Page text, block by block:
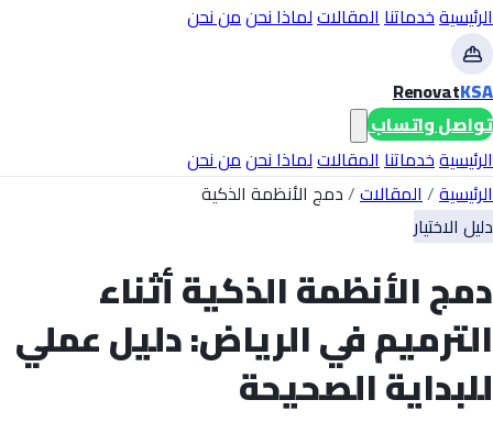
الرئيسيةخدماتناالمقالاتلماذا نحنمن نحن
RenovatKSA
تواصل واتساب
الرئيسيةخدماتناالمقالاتلماذا نحنمن نحن
الرئيسية/المقالات/دمج الأنظمة الذكية
دليل الاختيار
دمج الأنظمة الذكية أثناء
الترميم في الرياض: دليل عملي
للبداية الصحيحة